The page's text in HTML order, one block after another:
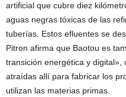
artificial que cubre diez
aguas negras tóxicas de las
tuberías. Estos efluentes se
Pitron afirma que Baotou es
transición energética y digital»,
atraídas allí para fabricar los
utilizan las materias primas.